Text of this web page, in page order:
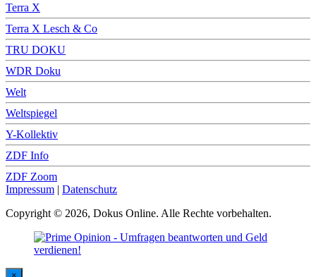
Terra X
Terra X Lesch & Co
TRU DOKU
WDR Doku
Welt
Weltspiegel
Y-Kollektiv
ZDF Info
ZDF Zoom
Impressum | Datenschutz
Copyright © 2026, Dokus Online. Alle Rechte vorbehalten.